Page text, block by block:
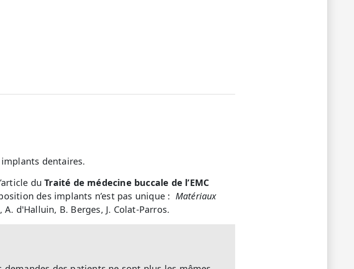
dentaires.
duTraité de médecine buccale de l’EMC
des implants n’est pas unique : Matériaux
A. d'Halluin, B. Berges, J. Colat-Parros.